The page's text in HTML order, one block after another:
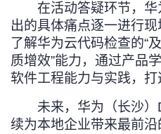
在活动答疑环节，
出的具体痛点逐一进行
了解华为云代码检查的“
质增效”能力，通过产品
软件工程能力与实践，打
未来，华为（长沙
续为本地企业带来最前